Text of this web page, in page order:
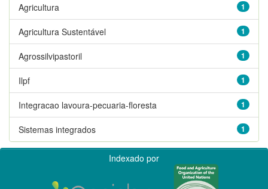
1
Agricultura
1
Agricultura Sustentável
1
Agrossilvipastoril
1
Ilpf
1
Integracao lavoura-pecuaria-floresta
1
Sistemas integrados
Indexado por